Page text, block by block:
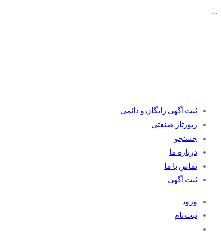
…
ثبت آگهی رایگان و دائمی
رپورتاژ صنعتی
جستجو
درباره ما
تماس با ما
ثبت آگهی
ورود
ثبت نام